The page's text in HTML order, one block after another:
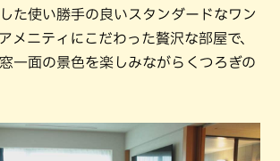
た使い勝手の良いスタンダードなワン
メニティにこだわった贅沢な部屋で、
一面の景色を楽しみながらくつろぎの